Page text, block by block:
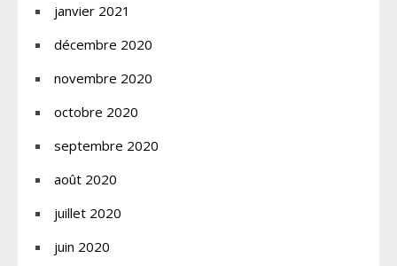
janvier 2021
décembre 2020
novembre 2020
octobre 2020
septembre 2020
août 2020
juillet 2020
juin 2020